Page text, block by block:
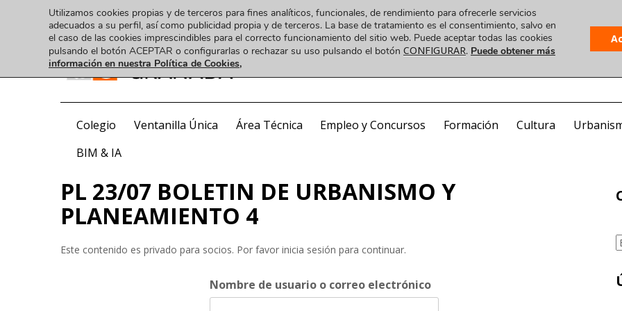
Colegio Ventanilla Única Área Técnica Empleo y Concursos Formación Cultura
BIM & IA
PL 23/07 BOLETIN DE URBANISMO Y
PLANEAMIENTO 4
Este contenido es privado para socios. Por favor inicia sesión para continuar.
Nombre de usuario o correo electrónico
Utilizamos cookies propias y de terceros para fines analíticos, funcionales, de rendimiento para ofrecerle servicios
adecuados a su perfil, así como publicidad propia y de terceros. La base de tratamiento es el consentimiento, salvo en
el caso de las cookies imprescindibles para el correcto funcionamiento del sitio web. Puede aceptar todas las cookies
pulsando el botón ACEPTAR o configurarlas o rechazar su uso pulsando el botón CONFIGURAR. Puede obtener más
información en nuestra Política de Cookies,